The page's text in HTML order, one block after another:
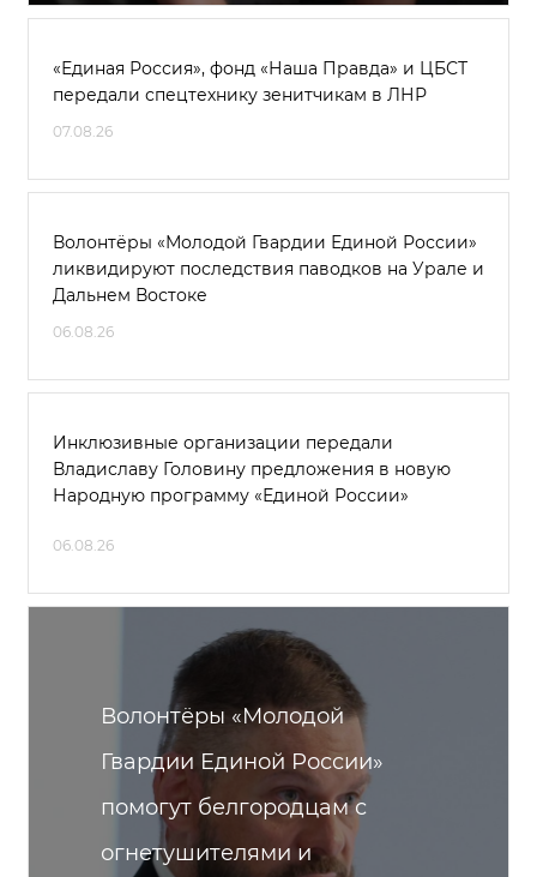
«Единая Россия», фонд «Наша Правда» и ЦБСТ
передали спецтехнику зенитчикам в ЛНР
07.08.26
Волонтёры «Молодой Гвардии Единой России»
ликвидируют последствия паводков на Урале и
Дальнем Востоке
06.08.26
Инклюзивные организации передали
Владиславу Головину предложения в новую
Народную программу «Единой России»
06.08.26
Волонтёры «Молодой
Гвардии Единой России»
помогут белгородцам с
огнетушителями и